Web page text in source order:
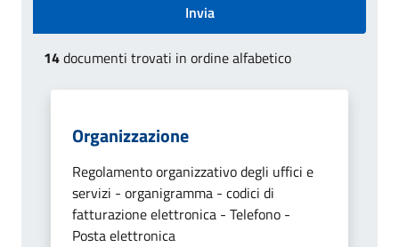
Invia
14documenti trovati in ordine alfabetico
Organizzazione
Regolamento organizzativo degli uffici e
servizi - organigramma - codici di
fatturazione elettronica - Telefono -
Posta elettronica